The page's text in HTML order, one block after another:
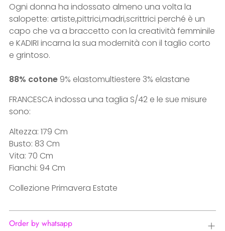
Ogni donna ha indossato almeno una volta la
salopette: artiste,pittrici,madri,scrittrici perché è un
capo che va a braccetto con la creatività femminile
e KADIRI incarna la sua modernità con il taglio corto
e grintoso.
88% cotone 9% elastomultiestere 3% elastane
FRANCESCA indossa una taglia S/42 e le sue misure
sono:
Altezza: 179 Cm
Busto: 83 Cm
Vita: 70 Cm
Fianchi: 94 Cm
Collezione Primavera Estate
Order by whatsapp